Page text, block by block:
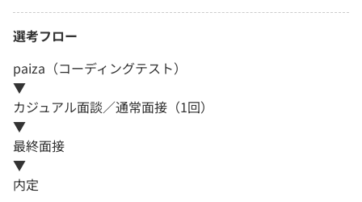
選考フロー
paiza（コーディングテスト）
▼
カジュアル面談／通常面接（1回）
▼
最終面接
▼
内定